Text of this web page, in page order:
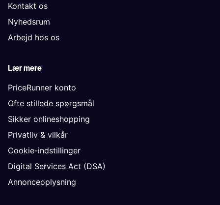
Kontakt os
Nyhedsrum
Arbejd hos os
Lær mere
PriceRunner konto
Ofte stillede spørgsmål
Sikker onlineshopping
Privatliv & vilkår
Cookie-indstillinger
Digital Services Act (DSA)
Annonceoplysning